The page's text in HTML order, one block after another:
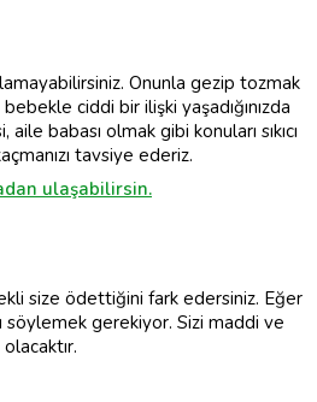
Onunla gezip tozmak
ciddi bir ilişki yaşadığınızda
babası olmak gibi konuları sıkıcı
tavsiye ederiz.
ulaşabilirsin.
size ödettiğini fark edersiniz. Eğer
gerekiyor. Sizi maddi ve